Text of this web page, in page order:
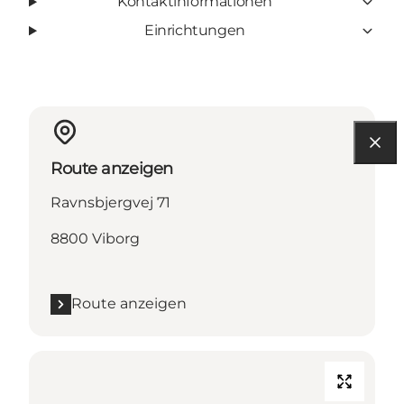
Einrichtungen
Route anzeigen
Ravnsbjergvej 71
8800 Viborg
Route anzeigen